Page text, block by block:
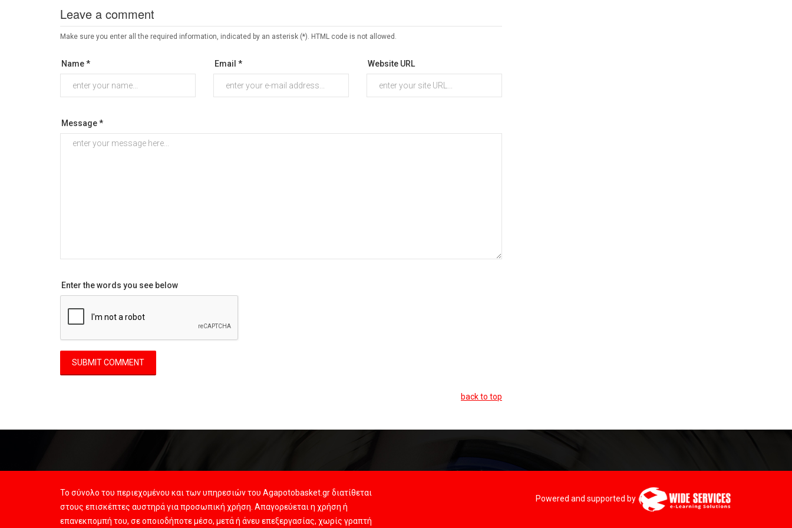
Leave a comment
Make sure you enter all the required information, indicated by an asterisk (*). HTML code is not allowed.
Name * Email * Website URL
Message *
Enter the words you see below
back to top
Το σύνολο του περιεχομένου και των υπηρεσιών του Agapotobasket.gr διατίθεται
στους επισκέπτες αυστηρά για προσωπική χρήση. Απαγορεύεται η χρήση ή
επανεκπομπή του, σε οποιοδήποτε μέσο, μετά ή άνευ επεξεργασίας, χωρίς γραπτή
Powered and supported by